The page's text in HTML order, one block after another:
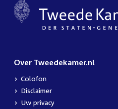
Over Tweedekamer.nl
Colofon
Disclaimer
Uw privacy